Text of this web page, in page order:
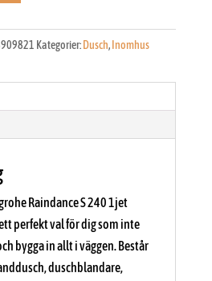
Kategorier: Dusch, Inomhus
Raindance S 240 1jet
perfekt val för dig som inte
bygga in allt i väggen. Består
duschblandare,